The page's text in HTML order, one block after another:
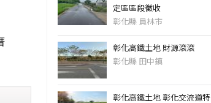
定區區段徵收
彰化縣 員林市
彰化高鐵土地 財源滾滾
彰化縣 田中鎮
彰化高鐵土地 彰化交流道特